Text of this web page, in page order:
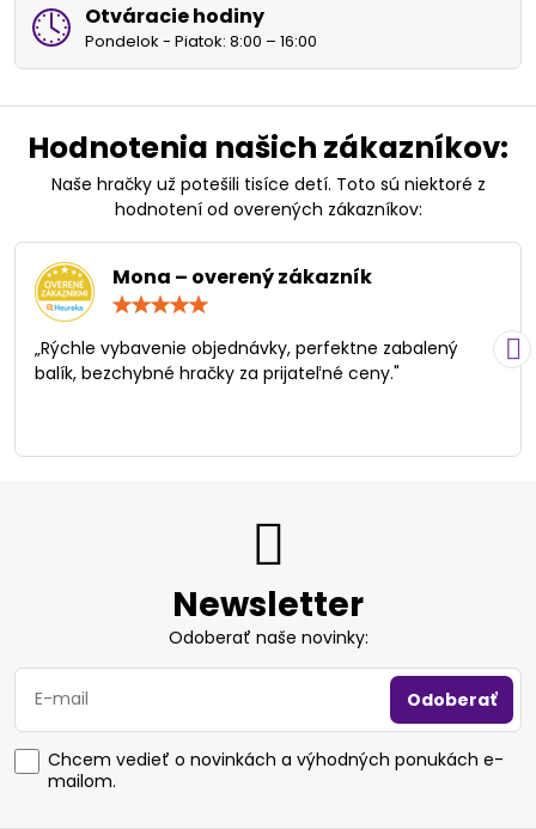
Otváracie hodiny
Pondelok - Piatok: 8:00 – 16:00
Hodnotenia našich zákazníkov:
Naše hračky už potešili tisíce detí. Toto sú niektoré z
hodnotení od overených zákazníkov:
Mona – overený zákazník
/
5
„Rýchle vybavenie objednávky, perfektne zabalený
balík, bezchybné hračky za prijateľné ceny."
Newsletter
Odoberať naše novinky:
Odoberať
Chcem vedieť o novinkách a výhodných ponukách e-
mailom.